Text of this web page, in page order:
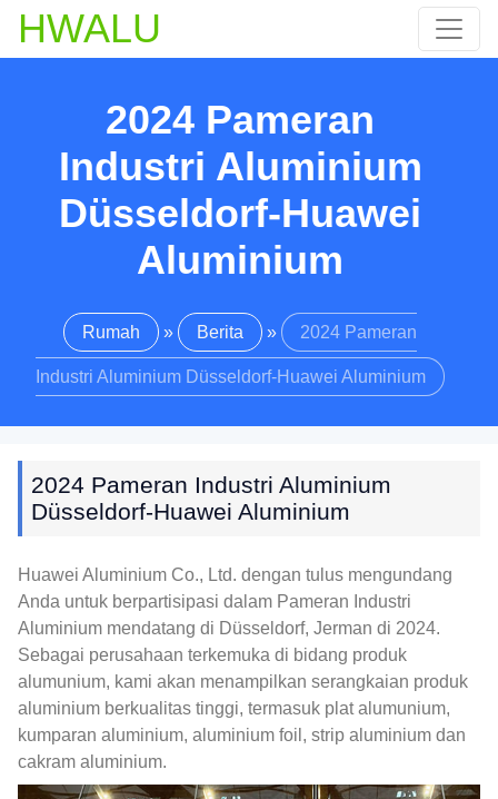
HWALU
2024 Pameran
Industri Aluminium
Düsseldorf-Huawei
Aluminium
Rumah » Berita » 2024 Pameran
Industri Aluminium Düsseldorf-Huawei Aluminium
2024 Pameran Industri Aluminium
Düsseldorf-Huawei Aluminium
Huawei Aluminium Co., Ltd. dengan tulus mengundang
Anda untuk berpartisipasi dalam Pameran Industri
Aluminium mendatang di Düsseldorf, Jerman di 2024.
Sebagai perusahaan terkemuka di bidang produk
alumunium, kami akan menampilkan serangkaian produk
aluminium berkualitas tinggi, termasuk plat alumunium,
kumparan aluminium, aluminium foil, strip aluminium dan
cakram aluminium.